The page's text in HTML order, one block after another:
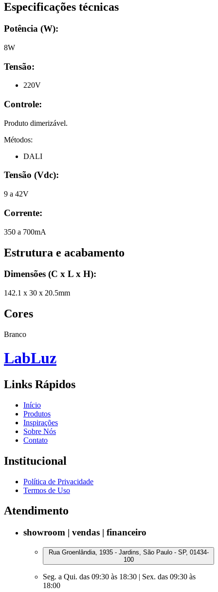
Especificações técnicas
Potência (W):
8W
Tensão:
220V
Controle:
Produto dimerizável.
Métodos:
DALI
Tensão (Vdc):
9 a 42V
Corrente:
350 a 700mA
Estrutura e acabamento
Dimensões (C x L x H):
142.1 x 30 x 20.5mm
Cores
Branco
LabLuz
Links Rápidos
Início
Produtos
Inspirações
Sobre Nós
Contato
Institucional
Política de Privacidade
Termos de Uso
Atendimento
showroom | vendas | financeiro
Rua Groenlândia, 1935 - Jardins, São Paulo - SP, 01434-
100
Seg. a Qui. das 09:30 às 18:30 | Sex. das 09:30 às
18:00